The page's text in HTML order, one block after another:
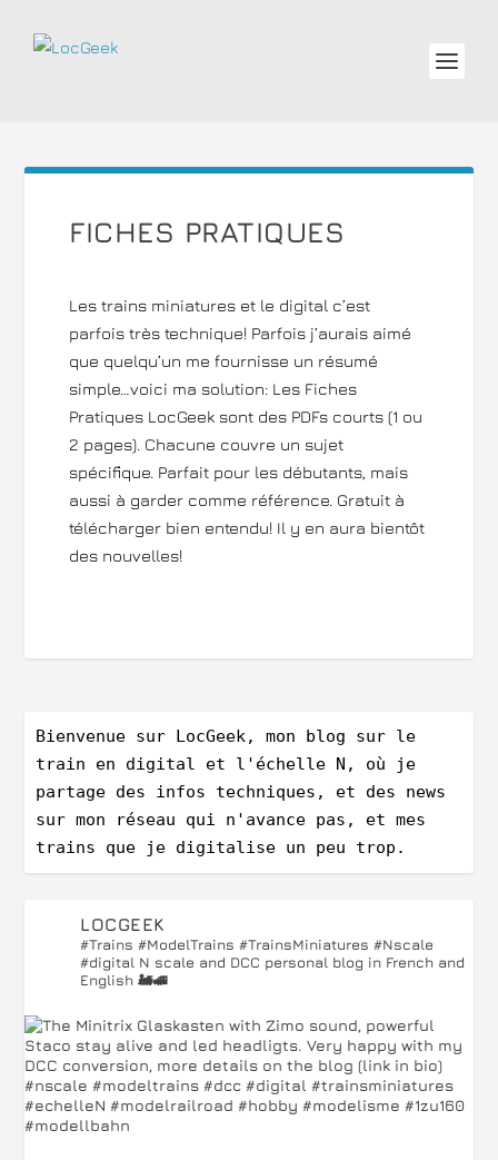
FICHES PRATIQUES
Les trains miniatures et le digital c’est
parfois très technique! Parfois j’aurais aimé
que quelqu’un me fournisse un résumé
simple…voici ma solution: Les Fiches
Pratiques LocGeek sont des PDFs courts (1 ou
2 pages). Chacune couvre un sujet
spécifique. Parfait pour les débutants, mais
aussi à garder comme référence. Gratuit à
télécharger bien entendu! Il y en aura bientôt
des nouvelles!
Bienvenue sur LocGeek, mon blog sur le
train en digital et l'échelle N, où je
partage des infos techniques, et des news
sur mon réseau qui n'avance pas, et mes
trains que je digitalise un peu trop.
LOCGEEK
#Trains #ModelTrains #TrainsMiniatures #Nscale
#digital N scale and DCC personal blog in French and
English 🚂🚅